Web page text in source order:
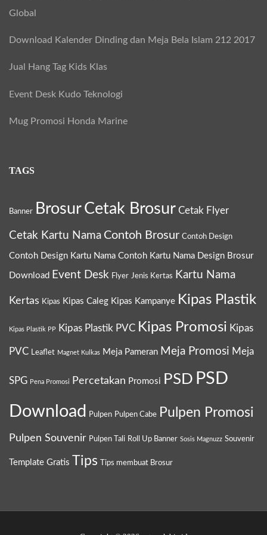
r
Global
Download Kalender Dinding dan Meja Bela Islam 212 2017
Jual Hang Tag Kids Klas
Event Desk Kudo Teknologi
Mug Promosi Honda Marine
TAGS
Banner BrosurCetak Brosur Cetak Flyer
Cetak Kartu Nama Contoh Brosur Contoh Design
Contoh Design Kartu Nama Contoh Kartu Nama Design Brosur
Download Event Desk Flyer Jenis Kertas Kartu Nama
Kertas Kipas Kipas Caleg Kipas Kampanye Kipas Plastik
Kipas Plastik PP Kipas Plastik PVC Kipas Promosi Kipas
PVC Leaflet Magnet Kulkas Meja Pameran Meja Promosi Meja
SPG Pena Promosi Percetakan Promosi PSD PSD
Download
Pulpen Pulpen Cabe Pulpen Promosi
Pulpen Souvenir Pulpen Tali Roll Up Banner Sosis Magnuzz Souvenir
Template Gratis Tips Tips membuat Brosur